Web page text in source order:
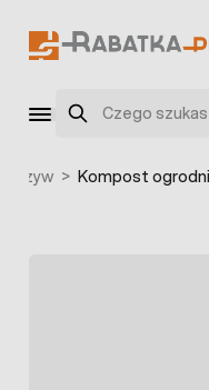
Szukaj
> Kompost